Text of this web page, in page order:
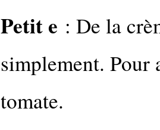
Petit e : De la
simplement. Pour
tomate.